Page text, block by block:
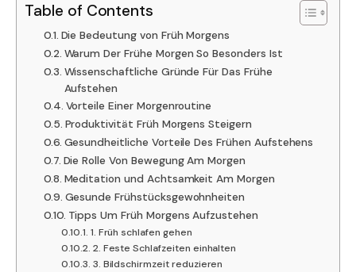
Table of Contents
Die Bedeutung von Früh Morgens
Warum Der Frühe Morgen So Besonders Ist
Wissenschaftliche Gründe Für Das Frühe
Aufstehen
Vorteile Einer Morgenroutine
Produktivität Früh Morgens Steigern
Gesundheitliche Vorteile Des Frühen Aufstehens
Die Rolle Von Bewegung Am Morgen
Meditation und Achtsamkeit Am Morgen
Gesunde Frühstücksgewohnheiten
Tipps Um Früh Morgens Aufzustehen
1. Früh schlafen gehen
2. Feste Schlafzeiten einhalten
3. Bildschirmzeit reduzieren